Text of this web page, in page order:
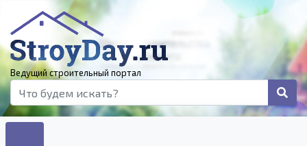
Ведущий строительный портал